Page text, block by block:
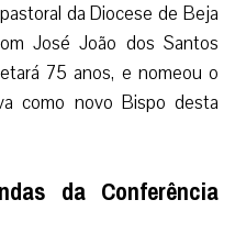
da Diocese de Beja
José João dos Santos
75 anos, e nomeou o
como novo Bispo desta
da Conferência